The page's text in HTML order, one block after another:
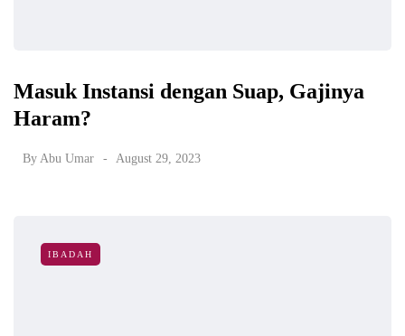
Masuk Instansi dengan Suap, Gajinya
Haram?
By Abu Umar August 29, 2023
IBADAH